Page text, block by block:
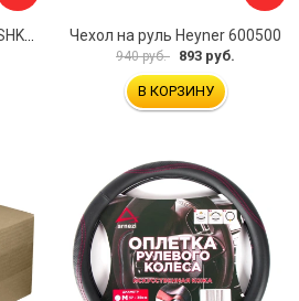
Чехол на руль Heyner 600500
940 руб. 893 руб.
В КОРЗИНУ